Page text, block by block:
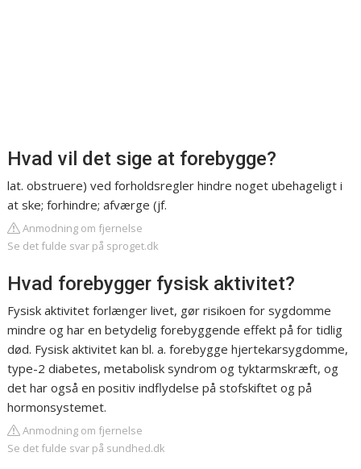
Hvad vil det sige at forebygge?
lat. obstruere) ved forholdsregler hindre noget ubehageligt i
at ske; forhindre; afværge (jf.
Anmodning om fjernelse
Se det fulde svar på sproget.dk
Hvad forebygger fysisk aktivitet?
Fysisk aktivitet forlænger livet, gør risikoen for sygdomme
mindre og har en betydelig forebyggende effekt på for tidlig
død. Fysisk aktivitet kan bl. a. forebygge hjertekarsygdomme,
type-2 diabetes, metabolisk syndrom og tyktarmskræft, og
det har også en positiv indflydelse på stofskiftet og på
hormonsystemet.
Anmodning om fjernelse
Se det fulde svar på sundhed.dk